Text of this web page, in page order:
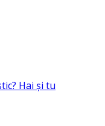
Hai și tu